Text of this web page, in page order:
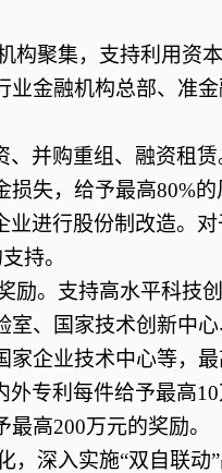
构聚集，支持利用资
业金融机构总部、准
、并购重组、融资租
损失，给予最高80%
业进行股份制改造。
持。
励。支持高水平科技
室、国家技术创新中
家企业技术中心等，
外专利每件给予最高
高200万元的奖励。
，深入实施“双自联